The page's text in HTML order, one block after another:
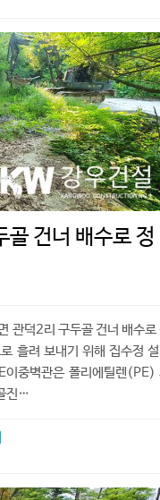
골 건너 배수로 정
관덕2리 구두골 건너 배수로
흘려 보내기 위해 집수정
이중벽관은 폴리에틸렌(PE)
진…